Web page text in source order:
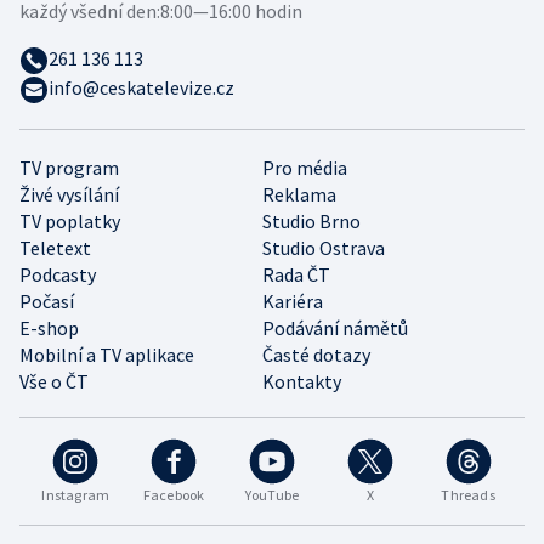
Instagram Facebook YouTube X Threads
TV program
Pro média
Živé vysílání
Reklama
TV poplatky
Studio Brno
Teletext
Studio Ostrava
Podcasty
Rada ČT
Počasí
Kariéra
E-shop
Podávání námětů
Mobilní a TV aplikace
Časté dotazy
Vše o ČT
Kontakty
každý všední den:8:00—16:00 hodin
261 136 113
info@ceskatelevize.cz